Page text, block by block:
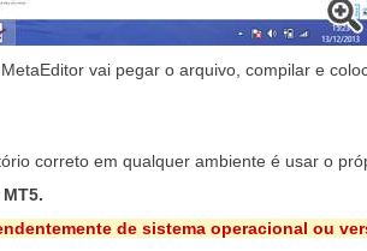
vai pegar o arquivo, compilar e
correto em qualquer ambiente é usar o
de sistema operacional ou